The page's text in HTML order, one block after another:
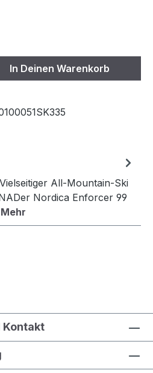
Gib den
In Deinen Warenkorb
All-Mountain-Ski
Nordica Enforcer 99
Mehr
Kontakt